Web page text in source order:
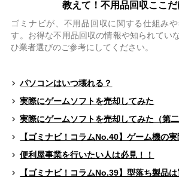
教えて！不用品回収ここ
ゴミナビが、不用品回収に関する仕組み
す。お得な不用品回収の情報や知られてい
ひ業者選びのご参考にしてください。
パソコンはいつ壊れる？
実際にゲームソフトを売却してみた
実際にゲームソフトを売却してみた（第二
【ゴミナビ！コラムNo.40】ゲーム機の実際の買
便利屋事業を行いたい人は必見！！
【ゴミナビ！コラムNo.39】型落ち製品は買い取ってもら